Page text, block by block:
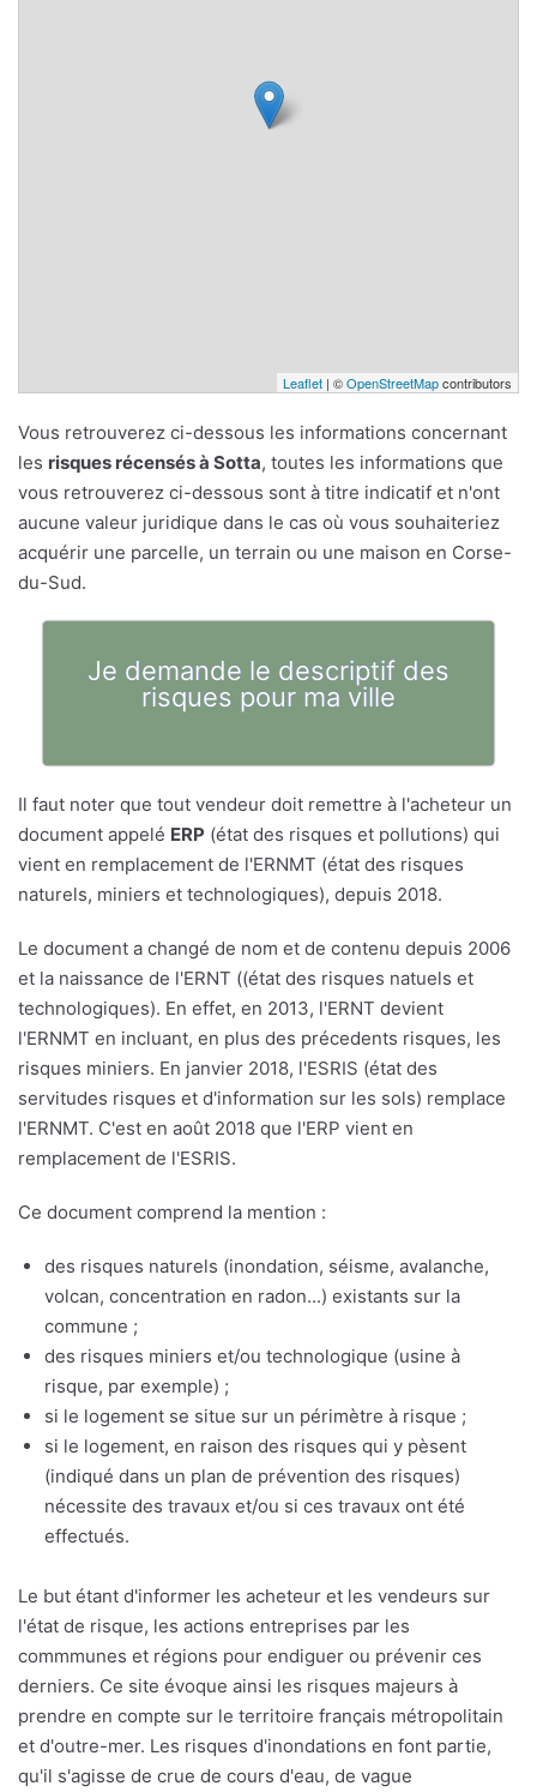
Leaflet | ©OpenStreetMapcontributors
Vous retrouverez ci-dessous les informations concernant
les risques récensés à Sotta, toutes les informations que
vous retrouverez ci-dessous sont à titre indicatif et n'ont
aucune valeur juridique dans le cas où vous souhaiteriez
acquérir une parcelle, un terrain ou une maison en Corse-
du-Sud.
Je demande le descriptif des
risques pour ma ville
Il faut noter que tout vendeur doit remettre à l'acheteur un
document appelé ERP (état des risques et pollutions) qui
vient en remplacement de l'ERNMT (état des risques
naturels, miniers et technologiques), depuis 2018.
Le document a changé de nom et de contenu depuis 2006
et la naissance de l'ERNT ((état des risques natuels et
technologiques). En effet, en 2013, l'ERNT devient
l'ERNMT en incluant, en plus des précedents risques, les
risques miniers. En janvier 2018, l'ESRIS (état des
servitudes risques et d'information sur les sols) remplace
l'ERNMT. C'est en août 2018 que l'ERP vient en
remplacement de l'ESRIS.
Ce document comprend la mention :
des risques naturels (inondation, séisme, avalanche,
volcan, concentration en radon...) existants sur la
commune ;
des risques miniers et/ou technologique (usine à
risque, par exemple) ;
si le logement se situe sur un périmètre à risque ;
si le logement, en raison des risques qui y pèsent
(indiqué dans un plan de prévention des risques)
nécessite des travaux et/ou si ces travaux ont été
effectués.
Le but étant d'informer les acheteur et les vendeurs sur
l'état de risque, les actions entreprises par les
commmunes et régions pour endiguer ou prévenir ces
derniers. Ce site évoque ainsi les risques majeurs à
prendre en compte sur le territoire français métropolitain
et d'outre-mer. Les risques d'inondations en font partie,
qu'il s'agisse de crue de cours d'eau, de vague